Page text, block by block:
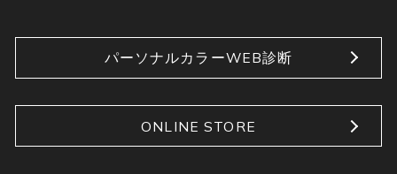
パーソナルカラーWEB診断
ONLINE STORE